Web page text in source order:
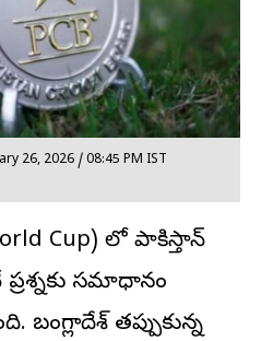
26, 2026 / 08:45 PM IST
Cup) లో పాకిస్తాన్
సమాధానం
బంగ్లాదేశ్ తప్పుకున్న